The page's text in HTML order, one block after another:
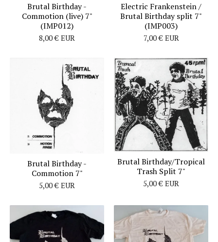
Brutal Birthday -
Commotion (live) 7"
(IMP012)
8,00€ EUR
Electric Frankenstein /
Brutal Birthday split 7"
(IMP003)
7,00€ EUR
Brutal Birthday -
Commotion 7"
5,00€ EUR
Brutal Birthday/Tropical
Trash Split 7"
5,00€ EUR